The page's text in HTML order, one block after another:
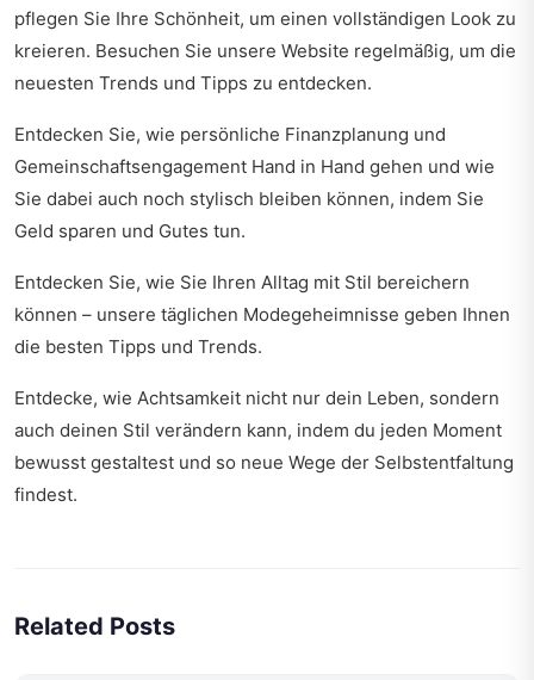
pflegen Sie Ihre Schönheit, um einen vollständigen Look zu
kreieren. Besuchen Sie unsere Website regelmäßig, um die
neuesten Trends und Tipps zu entdecken.
Entdecken Sie, wie persönliche Finanzplanung und
Gemeinschaftsengagement Hand in Hand gehen und wie
Sie dabei auch noch stylisch bleiben können, indem Sie
Geld sparen und Gutes tun.
Entdecken Sie, wie Sie Ihren Alltag mit Stil bereichern
können – unsere täglichen Modegeheimnisse geben Ihnen
die besten Tipps und Trends.
Entdecke, wie Achtsamkeit nicht nur dein Leben, sondern
auch deinen Stil verändern kann, indem du jeden Moment
bewusst gestaltest und so neue Wege der Selbstentfaltung
findest.
Related Posts